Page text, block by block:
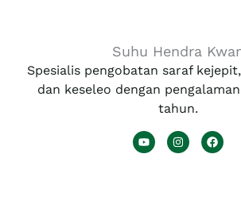
Suhu Hendra
Spesialis pengobatan saraf
dan keseleo dengan
tahun.
Y
o
I
n
F
a